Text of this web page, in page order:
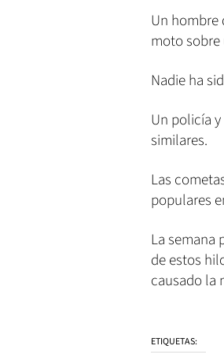
Un hombre
moto
Nadie ha
Un policía
similares.
Las
populares
La semana
de estos
causado la
ETIQUETAS: